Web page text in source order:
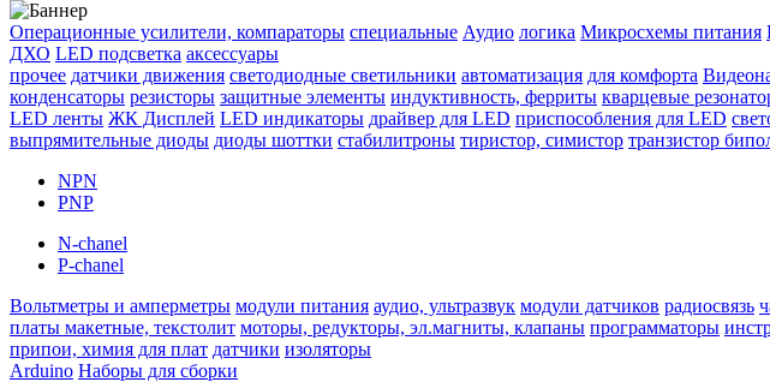
Операционные усилители, компараторы специальные Аудио логика Микросхемы питания
ДХО LED подсветка аксессуары
прочее датчики движения светодиодные светильники автоматизация для комфорта
конденсаторы резисторы защитные элементы индуктивность, ферриты кварцевые
LED ленты ЖК Дисплей LED индикаторы драйвер для LED приспособления для LED
выпрямительные диоды диоды шоттки стабилитроны тиристор, симистор транзистор
NPN
PNP
N-chanel
P-chanel
Вольтметры и амперметры модули питания аудио, ультразвук модули датчиков радиосвязь
платы макетные, текстолит моторы, редукторы, эл.магниты, клапаны программаторы
припои, химия для плат датчики изоляторы
Arduino Наборы для сборки